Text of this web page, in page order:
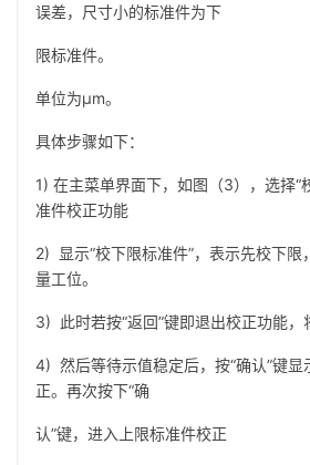
误差，尺寸小的标准件为下
限标准件。
单位为µm。
具体步骤如下：
1) 在主菜单界面下，如图（3），选择“
准件校正功能
2) 显示“校下限标准件”，表示先校下限
量工位。
3) 此时若按“返回”键即退出校正功能，
4) 然后等待示值稳定后，按“确认”键显
正。再次按下“确
认”键，进入上限标准件校正